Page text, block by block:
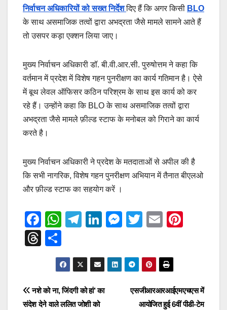
निर्वाचन अधिकारियों को सख्त निर्देशदिए हैं कि अगर किसी BLO
के साथ असमाजिक तत्वों द्वारा अभद्रता जैसे मामले सामने आते हैं
तो उसपर कड़ा एक्शन लिया जाए।
मुख्य निर्वाचन अधिकारी डॉ. बी.वी.आर.सी. पुरुषोत्तम ने कहा कि
वर्तमान में प्रदेश में विशेष गहन पुनरीक्षण का कार्य गतिमान है। ऐसे
में बूथ लेवल ऑफिसर कठिन परिश्रम के साथ इस कार्य को कर
रहे हैं। उन्होंने कहा कि BLO के साथ असमाजिक तत्वों द्वारा
अभद्रता जैसे मामले फ़ील्ड स्टाफ के मनोबल को गिराने का कार्य
करते है।
मुख्य निर्वाचन अधिकारी ने प्रदेश के मतदाताओं से अपील की है
कि सभी नागरिक, विशेष गहन पुनरीक्षण अभियान में तैनात बीएलओ
और फ़ील्ड स्टाफ का सहयोग करें ।
F
a
c
b
o
W
s
A
p
T
gr
a
m
Li
e
dI
M
e
n
T
er
E
st
T
hr
a
d
h
ar
e
Post
एसजीआरआरआईएमएचएस में
आयोजित हुई 6वीं पीडी-टेम
नशे को ना, जिंदगी को हां’ का
संदेश देने वाले ललित जोशी को